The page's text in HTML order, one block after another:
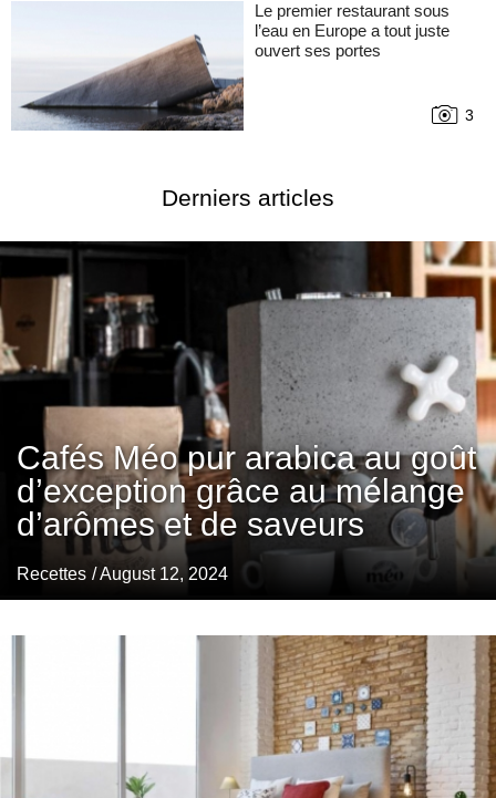
Le premier restaurant sous
l’eau en Europe a tout juste
ouvert ses portes
3
Derniers articles
Cafés Méo pur arabica au goût
d’exception grâce au mélange
d’arômes et de saveurs
Recettes / August 12, 2024